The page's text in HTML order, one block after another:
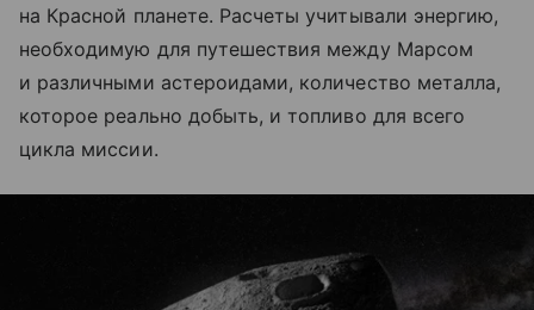
на Красной планете. Расчеты учитывали энергию,
необходимую для путешествия между Марсом
и различными астероидами, количество металла,
которое реально добыть, и топливо для всего
цикла миссии.